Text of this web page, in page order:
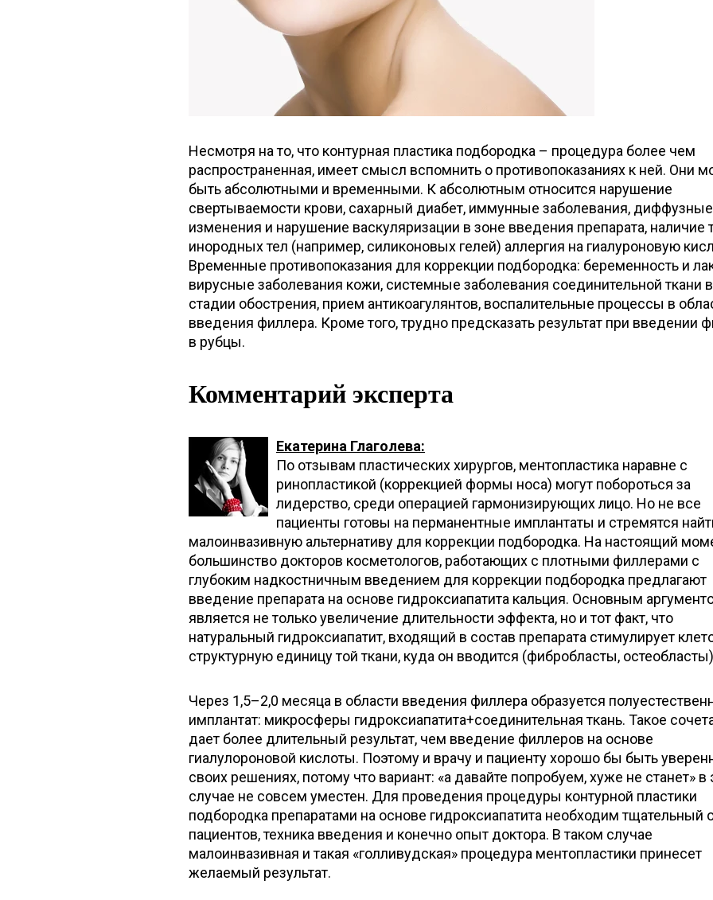
Несмотря на то, что контурная пластика подбородка – процедура более чем
распространенная, имеет смысл вспомнить о противопоказаниях к ней. Они
быть абсолютными и временными. К абсолютным относится нарушение
свертываемости крови, сахарный диабет, иммунные заболевания, диффузные
изменения и нарушение васкуляризации в зоне введения препарата, наличие
инородных тел (например, силиконовых гелей) аллергия на гиалуроновую
Временные противопоказания для коррекции подбородка: беременность и
вирусные заболевания кожи, системные заболевания соединительной ткани в
стадии обострения, прием антикоагулянтов, воспалительные процессы в
введения филлера. Кроме того, трудно предсказать результат при введении
в рубцы.
Комментарий эксперта
Екатерина Глаголева:
По отзывам пластических хирургов, ментопластика наравне с
ринопластикой (коррекцией формы носа) могут побороться за
лидерство, среди операцией гармонизирующих лицо. Но не все
пациенты готовы на перманентные имплантаты и стремятся
малоинвазивную альтернативу для коррекции подбородка. На настоящий
большинство докторов косметологов, работающих с плотными филлерами с
глубоким надкостничным введением для коррекции подбородка предлагают
введение препарата на основе гидроксиапатита кальция. Основным
является не только увеличение длительности эффекта, но и тот факт, что
натуральный гидроксиапатит, входящий в состав препарата стимулирует
структурную единицу той ткани, куда он вводится (фибробласты,
Через 1,5–2,0 месяца в области введения филлера образуется
имплантат: микросферы гидроксиапатита+соединительная ткань. Такое
дает более длительный результат, чем введение филлеров на основе
гиалулороновой кислоты. Поэтому и врачу и пациенту хорошо бы быть
своих решениях, потому что вариант: «а давайте попробуем, хуже не станет» в
случае не совсем уместен. Для проведения процедуры контурной пластики
подбородка препаратами на основе гидроксиапатита необходим тщательный
пациентов, техника введения и конечно опыт доктора. В таком случае
малоинвазивная и такая «голливудская» процедура ментопластики принесет
желаемый результат.